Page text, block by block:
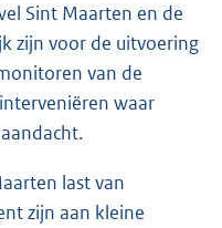
Sint Maarten en de
zijn voor de uitvoering
van de
waar
last van
zijn aan kleine